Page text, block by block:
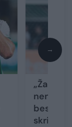
skriejo
→